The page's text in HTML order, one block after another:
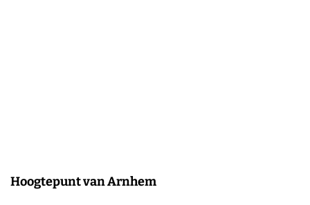
Hoogtepunt van Arnhem